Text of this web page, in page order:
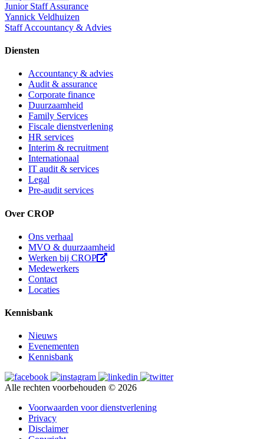
Junior Staff Assurance
Yannick Veldhuizen
Staff Accountancy & Advies
Diensten
Accountancy & advies
Audit & assurance
Corporate finance
Duurzaamheid
Family Services
Fiscale dienstverlening
HR services
Interim & recruitment
Internationaal
IT audit & services
Legal
Pre-audit services
Over CROP
Ons verhaal
MVO & duurzaamheid
Werken bij CROP
Medewerkers
Contact
Locaties
Kennisbank
Nieuws
Evenementen
Kennisbank
Alle rechten voorbehouden © 2026
Voorwaarden voor dienstverlening
Privacy
Disclaimer